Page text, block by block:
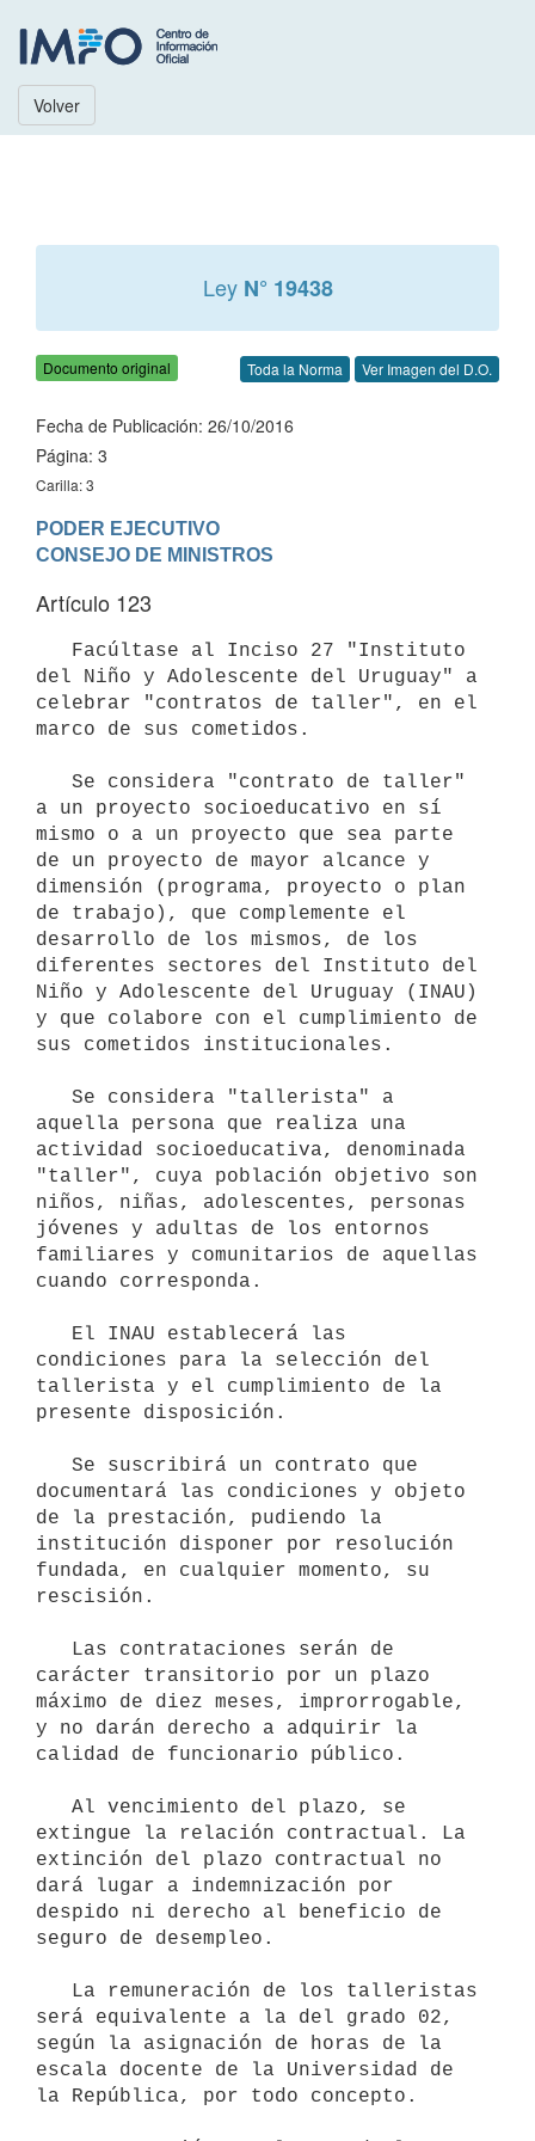
Volver
Ley N° 19438
Documento original Toda la Norma Ver Imagen del D.O.
Fecha de Publicación: 26/10/2016
Página: 3
Carilla: 3
PODER EJECUTIVO
Artículo 123
del Niño y Adolescente del Uruguay" a
celebrar "contratos de taller", en el
marco de sus cometidos.
a un proyecto socioeducativo en sí
mismo o a un proyecto que sea parte
de un proyecto de mayor alcance y
dimensión (programa, proyecto o plan
de trabajo), que complemente el
desarrollo de los mismos, de los
diferentes sectores del Instituto del
Niño y Adolescente del Uruguay (INAU)
y que colabore con el cumplimiento de
sus cometidos institucionales.
aquella persona que realiza una
actividad socioeducativa, denominada
"taller", cuya población objetivo son
niños, niñas, adolescentes, personas
jóvenes y adultas de los entornos
familiares y comunitarios de aquellas
cuando corresponda.
condiciones para la selección del
tallerista y el cumplimiento de la
presente disposición.
documentará las condiciones y objeto
de la prestación, pudiendo la
institución disponer por resolución
fundada, en cualquier momento, su
rescisión.
carácter transitorio por un plazo
máximo de diez meses, improrrogable,
y no darán derecho a adquirir la
calidad de funcionario público.
extingue la relación contractual. La
extinción del plazo contractual no
dará lugar a indemnización por
despido ni derecho al beneficio de
seguro de desempleo.
será equivalente a la del grado 02,
según la asignación de horas de la
escala docente de la Universidad de
la República, por todo concepto.